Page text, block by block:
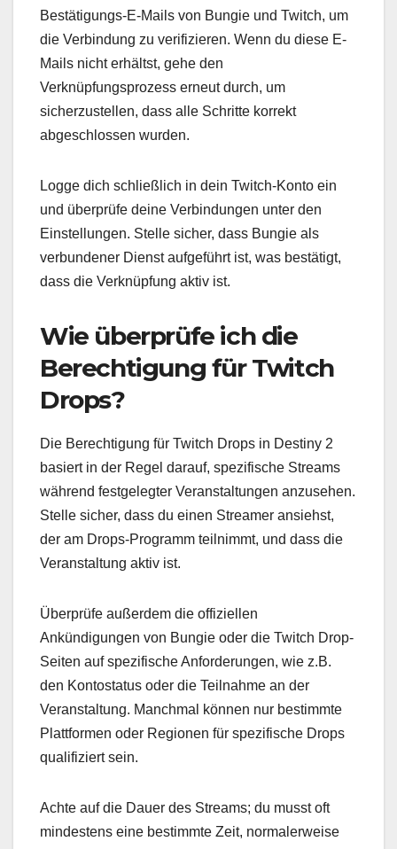
Bestätigungs-E-Mails von Bungie und Twitch, um
die Verbindung zu verifizieren. Wenn du diese E-
Mails nicht erhältst, gehe den
Verknüpfungsprozess erneut durch, um
sicherzustellen, dass alle Schritte korrekt
abgeschlossen wurden.
Logge dich schließlich in dein Twitch-Konto ein
und überprüfe deine Verbindungen unter den
Einstellungen. Stelle sicher, dass Bungie als
verbundener Dienst aufgeführt ist, was bestätigt,
dass die Verknüpfung aktiv ist.
Wie überprüfe ich die
Berechtigung für Twitch
Drops?
Die Berechtigung für Twitch Drops in Destiny 2
basiert in der Regel darauf, spezifische Streams
während festgelegter Veranstaltungen anzusehen.
Stelle sicher, dass du einen Streamer ansiehst,
der am Drops-Programm teilnimmt, und dass die
Veranstaltung aktiv ist.
Überprüfe außerdem die offiziellen
Ankündigungen von Bungie oder die Twitch Drop-
Seiten auf spezifische Anforderungen, wie z.B.
den Kontostatus oder die Teilnahme an der
Veranstaltung. Manchmal können nur bestimmte
Plattformen oder Regionen für spezifische Drops
qualifiziert sein.
Achte auf die Dauer des Streams; du musst oft
mindestens eine bestimmte Zeit, normalerweise